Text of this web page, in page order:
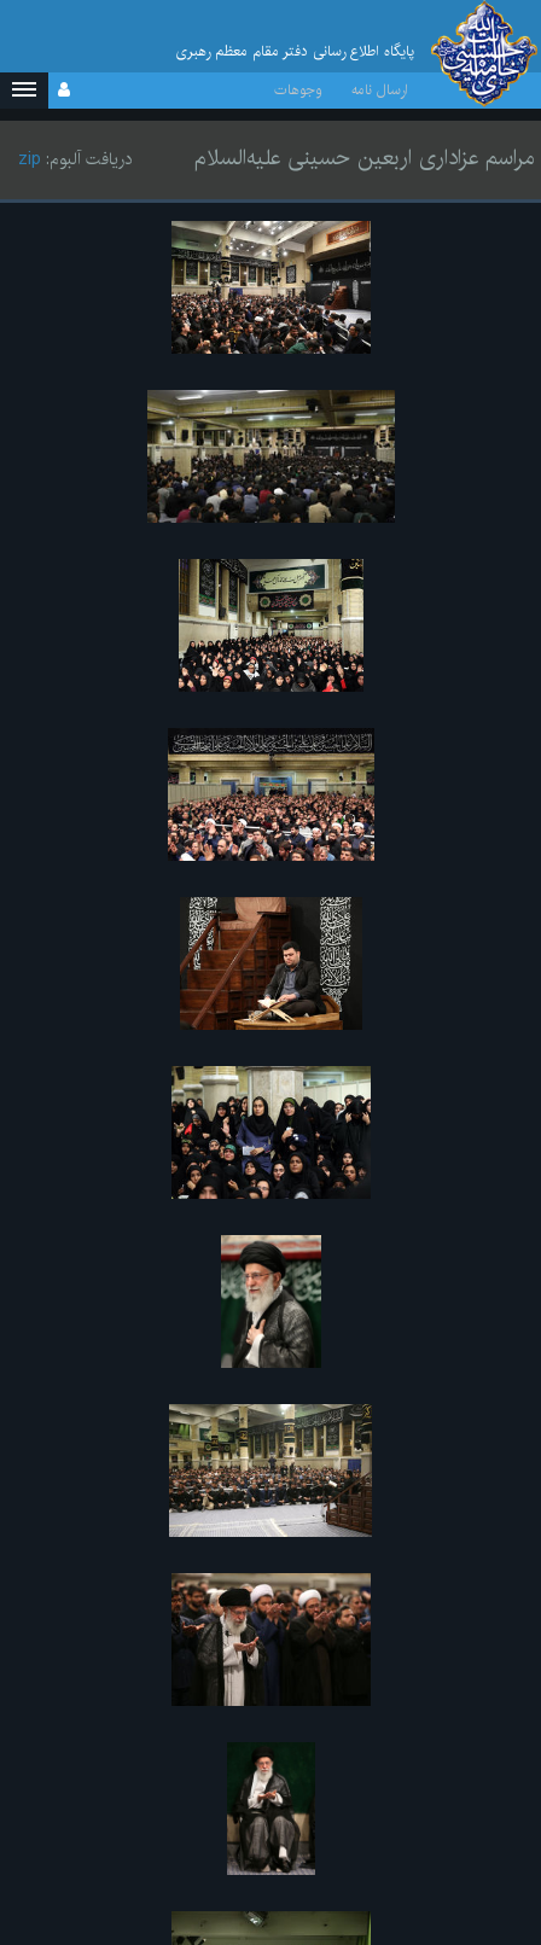
پایگاه اطلاع رسانی دفتر مقام معظم رهبری
ارسال نامه
وجوهات
مراسم عزاداری اربعین حسینی علیه‌السلام دریافت آلبوم: zip